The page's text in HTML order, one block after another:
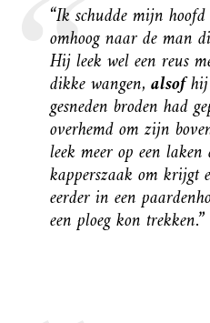
“Ik schudde mijn
omhoog naar de man
Hij leek wel een reus
dikke wangen, alsofhij
gesneden broden had
overhemd om zijn
leek meer op een
kapperszaak om krijgt
eerder in een
een ploeg kon trekken.”